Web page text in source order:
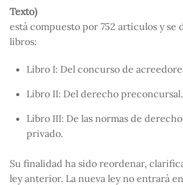
Texto)
está compuesto por 752 artículos y se
libros:
Libro I: Del concurso de
Libro II: Del derecho preconcursal.
Libro III: De las normas de
privado.
Su finalidad ha sido reordenar,
ley anterior. La nueva ley no entrará